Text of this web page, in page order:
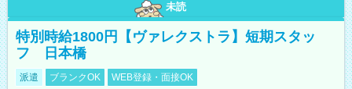
未読
特別時給1800円【ヴァレクストラ】短期スタッ
フ 日本橋
派遣 ブランクOK WEB登録・面接OK